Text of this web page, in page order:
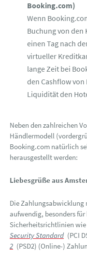
Booking.com)
Wenn
Buchung von den
einen Tag nach
virtueller
lange Zeit bei
den Cashflow
Liquidität den
Neben den zahlreichen
Händlermodell
Booking.com natürlich
herausgestellt werden:
Liebesgrüße aus
Die Zahlungsabwicklung
aufwendig, besonders
Sicherheitsrichtlinien wie
Security Standard (PCI
2 (PSD2) (Online-)